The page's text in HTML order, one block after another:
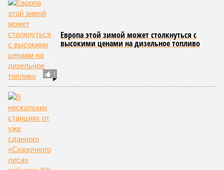
грозит не только уничтожением части Соединённых
Штатов, но и общепланетарной катастрофой вплоть до
возникновения «вулканической зимы». Флегрейские поля в
Италии, кстати, тоже не стоит сбрасывать со счетов. Равно
как и многие другие до поры спящие вулканические
районы.
Невидимый убийца
Упоминают эксперты и жару вкупе с засухой и
следующими отсюда лесными пожарами. Тут в группе
риска запад США, юг Европы, Австралия, Ближний Восток,
а также некоторые районы Бразилии и Африки к югу от
Сахары. Леса начинают гореть всё чаще и чаще,
достаточно посмотреть общемировую статистику; сотни
тысяч людей остаются без крова, десятки тысяч – гибнут.
Но проблема не только в этом. Проблема ещё и в том, что